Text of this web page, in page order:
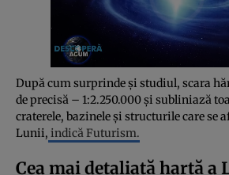
După cum surprinde și studiul, scara
de precisă – 1:2.250.000 și subliniază
craterele, bazinele și structurile care se
Lunii, indică Futurism.
Cea mai detaliată hartă a